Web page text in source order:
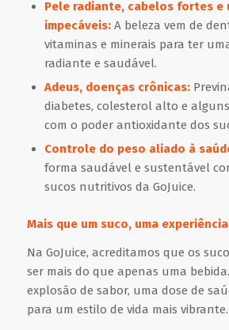
Pele radiante, cabelos fortes e
impecáveis:A beleza vem de
vitaminas e minerais para ter
radiante e saudável.
Adeus, doenças crônicas:
diabetes, colesterol alto e
com o poder antioxidante dos
Controle do peso aliado à
forma saudável e sustentável
sucos nutritivos da GoJuice.
Mais que um suco, uma
Na GoJuice, acreditamos que os
ser mais do que apenas uma
explosão de sabor, uma dose de
para um estilo de vida mais vibrante.